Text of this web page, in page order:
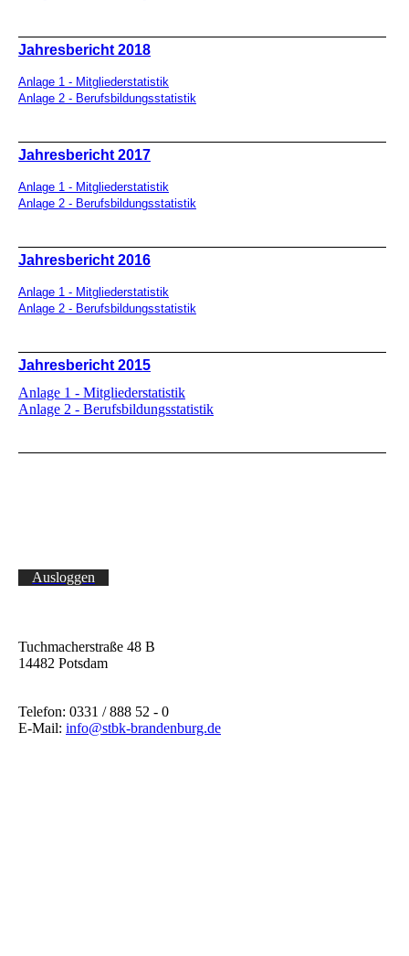
Jahresbericht 2018
Anlage 1 - Mitgliederstatistik
Anlage 2 - Berufsbildungsstatistik
Jahresbericht 2017
Anlage 1 - Mitgliederstatistik
Anlage 2 - Berufsbildungsstatistik
Jahresbericht 2016
Anlage 1 - Mitgliederstatistik
Anlage 2 - Berufsbildungsstatistik
Jahresbericht 2015
Anlage 1 - Mitgliederstatistik
Anlage 2 - Berufsbildungsstatistik
Ausloggen
Tuchmacherstraße 48 B
14482 Potsdam
Telefon: 0331 / 888 52 - 0
E-Mail: info@stbk-brandenburg.de